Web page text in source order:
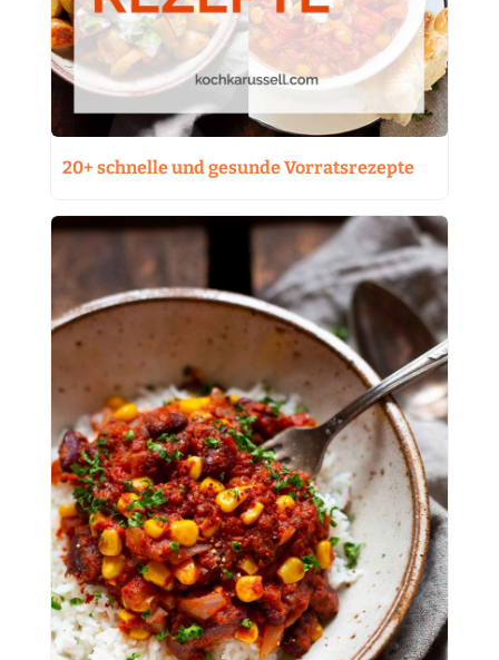
20+ schnelle und gesunde Vorratsrezepte